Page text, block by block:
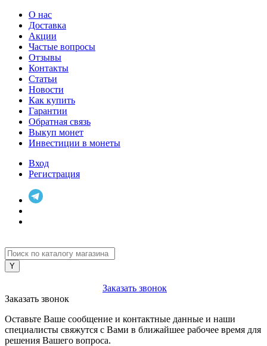
О нас
Доставка
Акции
Частые вопросы
Отзывы
Контакты
Статьи
Новости
Как купить
Гарантии
Обратная связь
Выкуп монет
Инвестиции в монеты
Вход
Регистрация
Заказать звонок
Заказать звонок
Оставьте Ваше сообщение и контактные данные и наши
специалисты свяжутся с Вами в ближайшее рабочее время для
решения Вашего вопроса.